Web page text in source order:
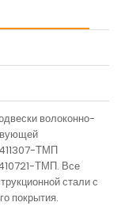
волоконно-
ТМП
ТМП. Все
стали с
покрытия.